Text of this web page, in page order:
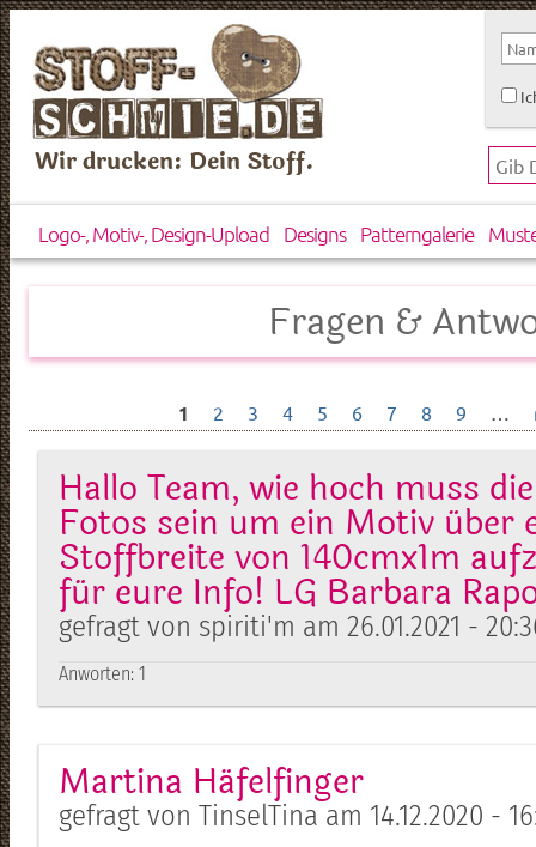
Wir drucken: Dein Stoff.
Logo-, Motiv-, Design-Upload Designs Patterngalerie
Fragen &
1 2 3 4 5 6 7 8 9 …
Hallo Team, wie hoch muss
Fotos sein um ein Motiv über
Stoffbreite von 140cmx1m
für eure Info! LG Barbara
gefragt von spiriti'm am 26.01.2021 -
Anworten:1
Martina Häfelfinger
gefragt von TinselTina am 14.12.2020 -